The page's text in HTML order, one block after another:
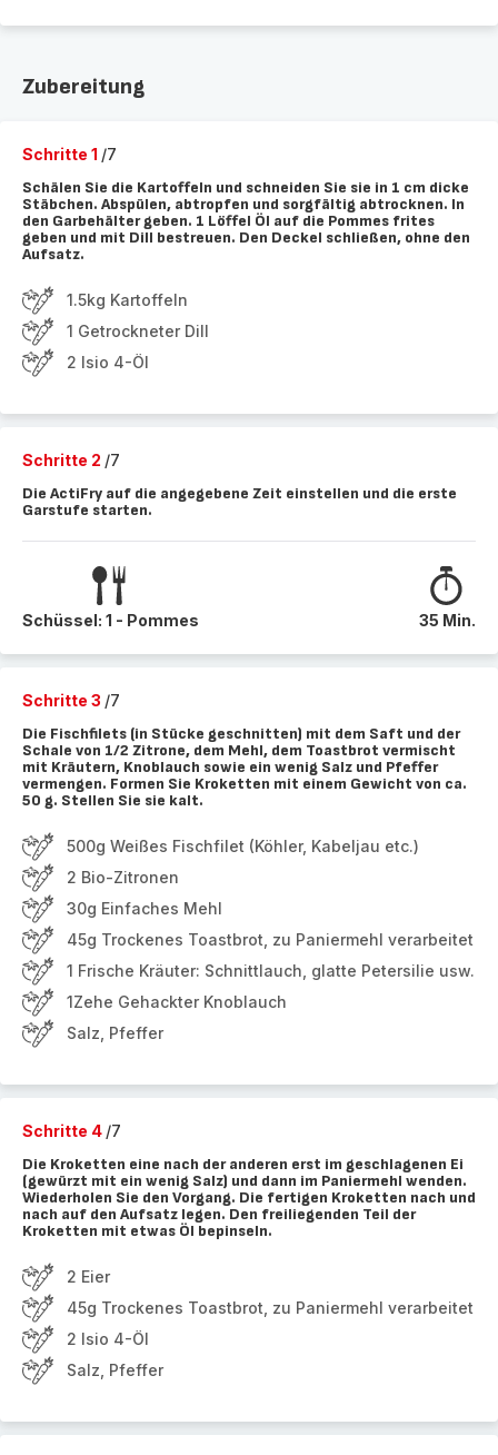
Zubereitung
Schritte 1 /7
Schälen Sie die Kartoffeln und schneiden Sie sie in 1 cm dicke
Stäbchen. Abspülen, abtropfen und sorgfältig abtrocknen. In
den Garbehälter geben. 1 Löffel Öl auf die Pommes frites
geben und mit Dill bestreuen. Den Deckel schließen, ohne den
Aufsatz.
1.5kg Kartoffeln
1 Getrockneter Dill
2 Isio 4-Öl
Schritte 2 /7
Die ActiFry auf die angegebene Zeit einstellen und die erste
Garstufe starten.
Schüssel: 1 - Pommes 35 Min.
Schritte 3 /7
Die Fischfilets (in Stücke geschnitten) mit dem Saft und der
Schale von 1/2 Zitrone, dem Mehl, dem Toastbrot vermischt
mit Kräutern, Knoblauch sowie ein wenig Salz und Pfeffer
vermengen. Formen Sie Kroketten mit einem Gewicht von ca.
50 g. Stellen Sie sie kalt.
500g Weißes Fischfilet (Köhler, Kabeljau etc.)
2 Bio-Zitronen
30g Einfaches Mehl
45g Trockenes Toastbrot, zu Paniermehl verarbeitet
1 Frische Kräuter: Schnittlauch, glatte Petersilie usw.
1Zehe Gehackter Knoblauch
Salz, Pfeffer
Schritte 4 /7
Die Kroketten eine nach der anderen erst im geschlagenen Ei
(gewürzt mit ein wenig Salz) und dann im Paniermehl wenden.
Wiederholen Sie den Vorgang. Die fertigen Kroketten nach und
nach auf den Aufsatz legen. Den freiliegenden Teil der
Kroketten mit etwas Öl bepinseln.
2 Eier
45g Trockenes Toastbrot, zu Paniermehl verarbeitet
2 Isio 4-Öl
Salz, Pfeffer